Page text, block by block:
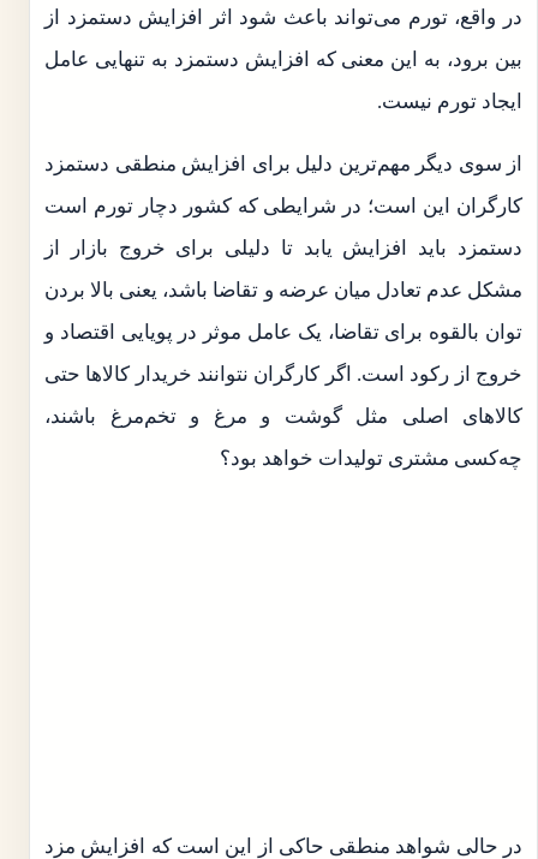
در واقع، تورم می‌تواند باعث شود اثر افزایش دستمزد از
بین برود، به این معنی که افزایش دستمزد به تنهایی عامل
ایجاد تورم نیست.
از سوی دیگر مهم‌ترین دلیل برای افزایش منطقی دستمزد
کارگران این است؛ در شرایطی که کشور دچار تورم است
دستمزد باید افزایش یابد تا دلیلی برای خروج بازار از
مشکل‌ عدم تعادل میان عرضه و تقاضا باشد، یعنی بالا بردن
توان بالقوه برای تقاضا، یک عامل موثر در پویایی اقتصاد و
خروج از رکود است. اگر کارگران نتوانند خریدار کالاها حتی
کالاهای اصلی مثل گوشت و مرغ و تخم‌مرغ باشند،
چه‌کسی مشتری تولیدات خواهد بود؟
در حالی شواهد منطقی حاکی از این است که افزایش مزد